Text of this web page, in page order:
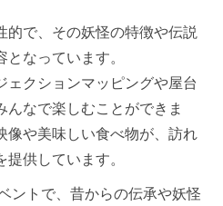
的で、その妖怪の特徴や伝説
なっています。
ェクションマッピングや屋台
んなで楽しむことができま
像や美味しい食べ物が、訪れ
供しています。
ントで、昔からの伝承や妖怪